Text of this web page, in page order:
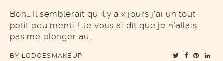
Bon… Il semblerait qu’il y a x jours j’ai un tout
petit peu menti ! Je vous ai dit que je n’allais
pas me plonger au…
BY LODOESMAKEUP